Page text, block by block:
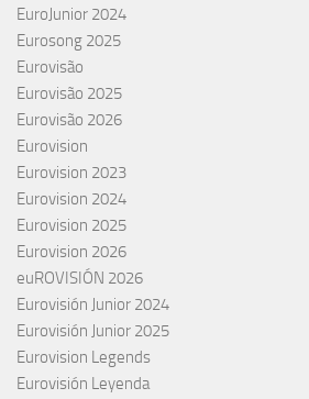
EuroJunior 2024
Eurosong 2025
Eurovisão
Eurovisão 2025
Eurovisão 2026
Eurovision
Eurovision 2023
Eurovision 2024
Eurovision 2025
Eurovision 2026
euROVISIÓN 2026
Eurovisión Junior 2024
Eurovisión Junior 2025
Eurovision Legends
Eurovisión Leyenda